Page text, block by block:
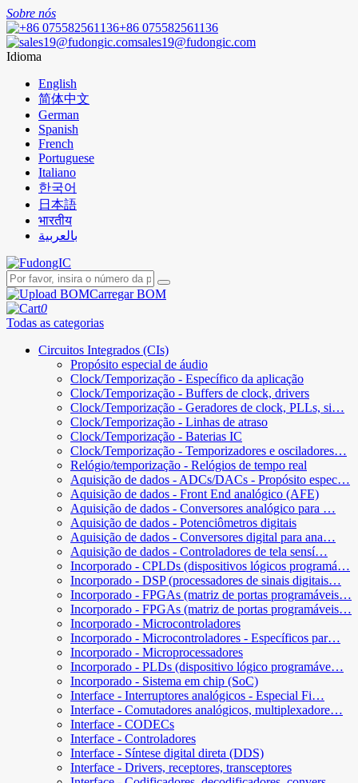
Sobre nós
+86 075582561136
sales19@fudongic.com
Idioma
English
简体中文
German
Spanish
French
Portuguese
Italiano
한국어
日本語
भारतीय
بالعربية
Carregar BOM
0
Todas as categorias
Circuitos Integrados (CIs)
Propósito especial de áudio
Clock/Temporização - Específico da aplicação
Clock/Temporização - Buffers de clock, drivers
Clock/Temporização - Geradores de clock, PLLs, si…
Clock/Temporização - Linhas de atraso
Clock/Temporização - Baterias IC
Clock/Temporização - Temporizadores e osciladores…
Relógio/temporização - Relógios de tempo real
Aquisição de dados - ADCs/DACs - Propósito espec…
Aquisição de dados - Front End analógico (AFE)
Aquisição de dados - Conversores analógico para …
Aquisição de dados - Potenciômetros digitais
Aquisição de dados - Conversores digital para ana…
Aquisição de dados - Controladores de tela sensí…
Incorporado - CPLDs (dispositivos lógicos programá…
Incorporado - DSP (processadores de sinais digitais…
Incorporado - FPGAs (matriz de portas programáveis…
Incorporado - FPGAs (matriz de portas programáveis…
Incorporado - Microcontroladores
Incorporado - Microcontroladores - Específicos par…
Incorporado - Microprocessadores
Incorporado - PLDs (dispositivo lógico programáve…
Incorporado - Sistema em chip (SoC)
Interface - Interruptores analógicos - Especial Fi…
Interface - Comutadores analógicos, multiplexadore…
Interface - CODECs
Interface - Controladores
Interface - Síntese digital direta (DDS)
Interface - Drivers, receptores, transceptores